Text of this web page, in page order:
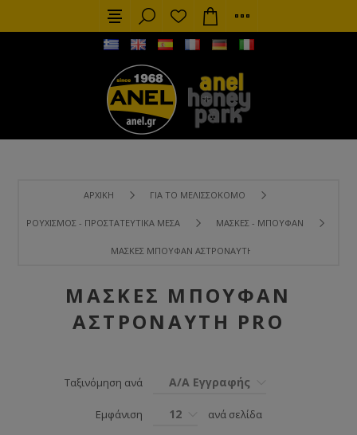
ΑΡΧΙΚΉ ΓΙΑ ΤΟ ΜΕΛΙΣΣΟΚΌΜΟ
ΡΟΥΧΙΣΜΌΣ - ΠΡΟΣΤΑΤΕΥΤΙΚΆ ΜΈΣΑ ΜΆΣΚΕΣ - ΜΠΟΥΦΆΝ
ΜΆΣΚΕΣ ΜΠΟΥΦΆΝ ΑΣΤΡΟΝΑΎΤΗ PRO
ΜΆΣΚΕΣ ΜΠΟΥΦΆΝ
ΑΣΤΡΟΝΑΎΤΗ PRO
Ταξινόμηση ανά Α/Α Εγγραφής
Εμφάνιση 12 ανά σελίδα